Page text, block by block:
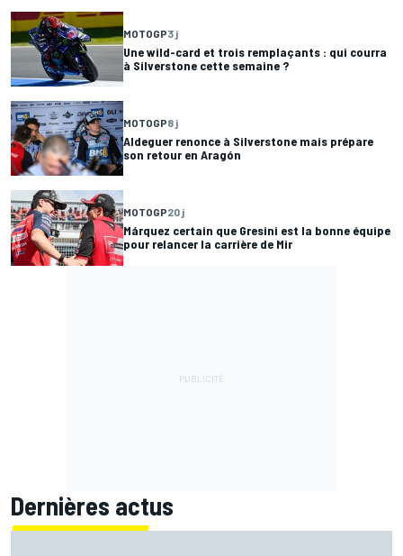
MOTOGP3 j
Une wild-card et trois remplaçants : qui courra
à Silverstone cette semaine ?
MOTOGP8 j
Aldeguer renonce à Silverstone mais prépare
son retour en Aragón
MOTOGP20 j
Márquez certain que Gresini est la bonne équipe
pour relancer la carrière de Mir
Dernières actus